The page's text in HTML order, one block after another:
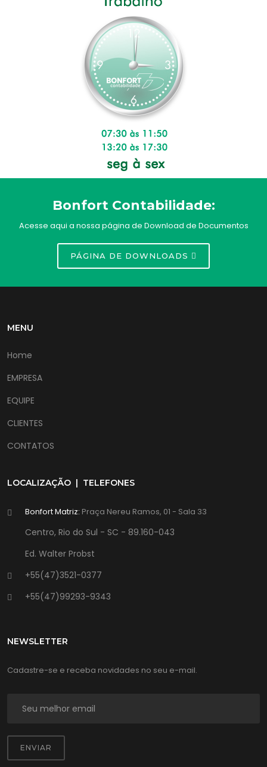
Bonfort Contabilidade:
Acesse aqui a nossa página de Download de Documentos
PÁGINA DE DOWNLOADS
MENU
Home
EMPRESA
EQUIPE
CLIENTES
CONTATOS
LOCALIZAÇÃO | TELEFONES
Bonfort Matriz: Praça Nereu Ramos, 01 - Sala 33
Centro, Rio do Sul - SC - 89.160-043
Ed. Walter Probst
+55(47)3521-0377
+55(47)99293-9343
NEWSLETTER
Cadastre-se e receba novidades no seu e-mail.
ENVIAR